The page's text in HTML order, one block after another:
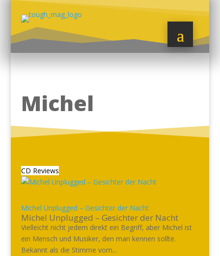
Michel
CD Reviews
Michel Unplugged – Gesichter der Nacht
Michel Unplugged – Gesichter der Nacht
Vielleicht nicht jedem direkt ein Begriff, aber Michel ist
ein Mensch und Musiker, den man kennen sollte.
Bekannt als die Stimme vom...